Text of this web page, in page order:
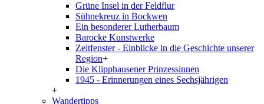
Grüne Insel in der Feldflur
Sühnekreuz in Bockwen
Ein besonderer Lutherbaum
Barocke Kunstwerke
Zeitfenster - Einblicke in die Geschichte unserer
Region+
Die Klipphausener Prinzessinnen
1945 - Erinnerungen eines Sechsjährigen
+
Wandertipps